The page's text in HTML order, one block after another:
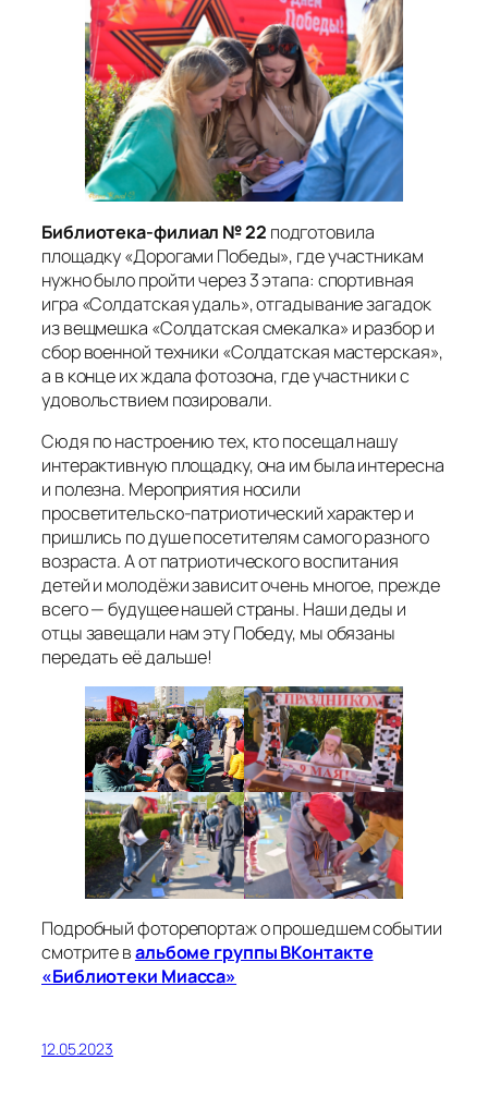
Библиотека-филиал № 22 подготовила
площадку «Дорогами Победы», где участникам
нужно было пройти через 3 этапа: спортивная
игра «Солдатская удаль», отгадывание загадок
из вещмешка «Солдатская смекалка» и разбор и
сбор военной техники «Солдатская мастерская»,
а в конце их ждала фотозона, где участники с
удовольствием позировали.
Сюдя по настроению тех, кто посещал нашу
интерактивную площадку, она им была интересна
и полезна. Мероприятия носили
просветительско-патриотический характер и
пришлись по душе посетителям самого разного
возраста. А от патриотического воспитания
детей и молодёжи зависит очень многое, прежде
всего — будущее нашей страны. Наши деды и
отцы завещали нам эту Победу, мы обязаны
передать её дальше!
Подробный фоторепортаж о прошедшем событии
смотрите вальбоме группы ВКонтакте
«Библиотеки Миасса»
12.05.2023